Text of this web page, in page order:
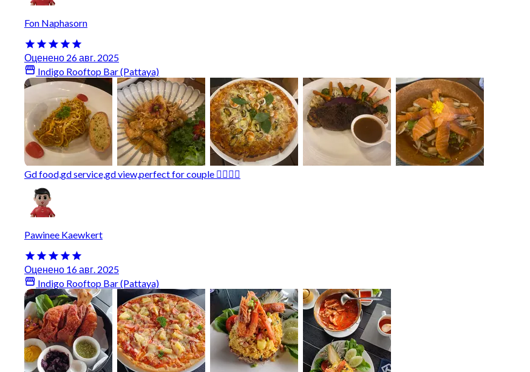
Fon Naphasorn
Оценено 26 авг. 2025
Indigo Rooftop Bar (Pattaya)
Gd food,gd service,gd view,perfect for couple 👍🏻👏🏻
Pawinee Kaewkert
Оценено 16 авг. 2025
Indigo Rooftop Bar (Pattaya)